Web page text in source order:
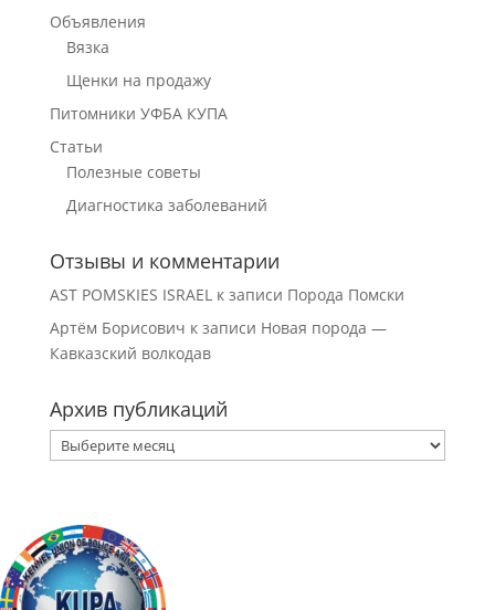
Объявления
Вязка
Щенки на продажу
Питомники УФБА КУПА
Статьи
Полезные советы
Диагностика заболеваний
Отзывы и комментарии
AST POMSKIES ISRAELк записи Порода Помски
Артём Борисович к записи Новая порода —
Кавказский волкодав
Архив публикаций
Архив
публикаций